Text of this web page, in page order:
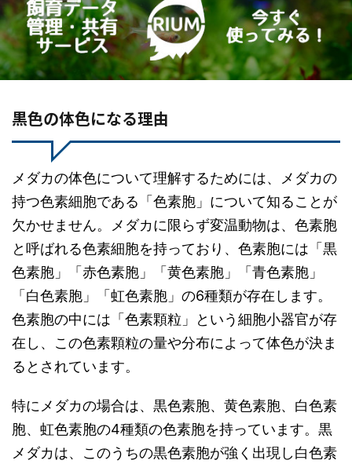
黒色の体色になる理由
メダカの体色について理解するためには、メダカの
持つ色素細胞である「色素胞」について知ることが
欠かせません。メダカに限らず変温動物は、色素胞
と呼ばれる色素細胞を持っており、色素胞には「黒
色素胞」「赤色素胞」「黄色素胞」「青色素胞」
「白色素胞」「虹色素胞」の6種類が存在します。
色素胞の中には「色素顆粒」という細胞小器官が存
在し、この色素顆粒の量や分布によって体色が決ま
るとされています。
特にメダカの場合は、黒色素胞、黄色素胞、白色素
胞、虹色素胞の4種類の色素胞を持っています。黒
メダカは、このうちの黒色素胞が強く出現し白色素